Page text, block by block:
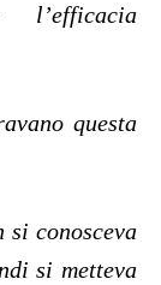
questa
si conosceva
si metteva